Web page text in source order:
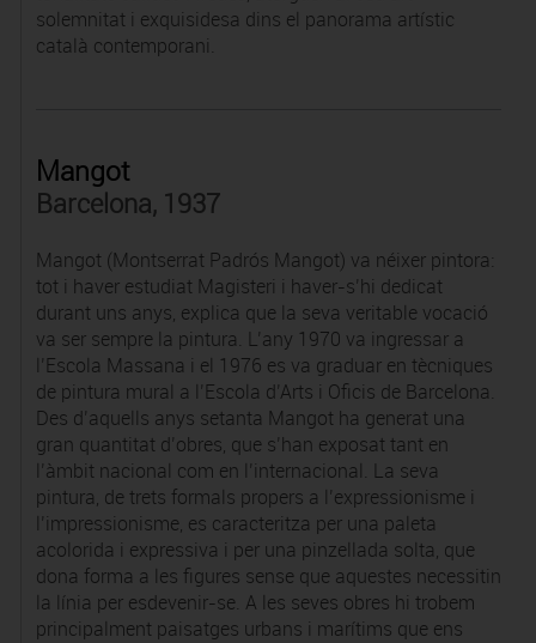
solemnitat i exquisidesa dins el panorama artístic
català contemporani.
Mangot
Barcelona, 1937
Mangot (Montserrat Padrós Mangot) va néixer pintora:
tot i haver estudiat Magisteri i haver-s’hi dedicat
durant uns anys, explica que la seva veritable vocació
va ser sempre la pintura. L’any 1970 va ingressar a
l’Escola Massana i el 1976 es va graduar en tècniques
de pintura mural a l’Escola d’Arts i Oficis de Barcelona.
Des d’aquells anys setanta Mangot ha generat una
gran quantitat d’obres, que s’han exposat tant en
l’àmbit nacional com en l’internacional. La seva
pintura, de trets formals propers a l’expressionisme i
l’impressionisme, es caracteritza per una paleta
acolorida i expressiva i per una pinzellada solta, que
dona forma a les figures sense que aquestes necessitin
la línia per esdevenir-se. A les seves obres hi trobem
principalment paisatges urbans i marítims que ens